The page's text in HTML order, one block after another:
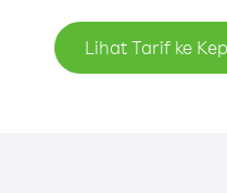
Lihat Tarif ke